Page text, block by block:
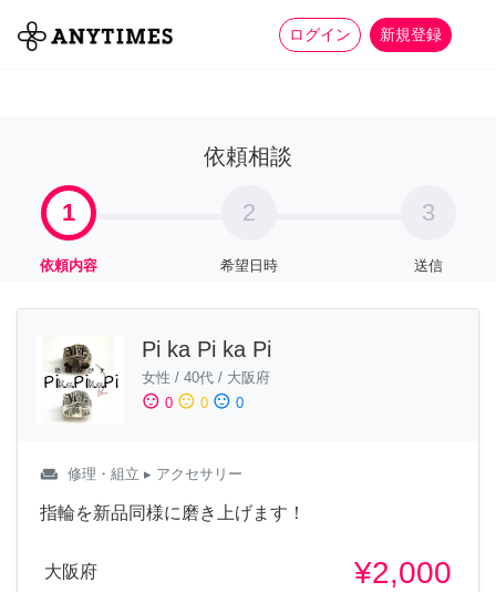
ログイン 新規登録
全て 家事 more_horiz
依頼相談
1
依頼内容
2
希望日時
3
送信
Pi ka Pi ka Pi
女性 / 40代 / 大阪府
sentiment_satisfied 0 sentiment_neutral 0 sentiment_dissatisfied 0
weekend 修理・組立 ▸ アクセサリー
指輪を新品同様に磨き上げます！
大阪府 ¥2,000